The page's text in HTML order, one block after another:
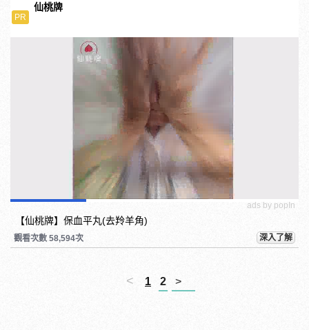
PR
仙桃牌
ads by popIn
【仙桃牌】保血平丸(去羚羊角)
觀看次數 58,594次 深入了解
< 1 2 >